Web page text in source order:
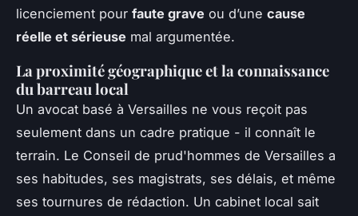
licenciement pour faute grave ou d’une cause
réelle et sérieuse mal argumentée.
La proximité géographique et la connaissance
du barreau local
Un avocat basé à Versailles ne vous reçoit pas
seulement dans un cadre pratique - il connaît le
terrain. Le Conseil de prud'hommes de Versailles a
ses habitudes, ses magistrats, ses délais, et même
ses tournures de rédaction. Un cabinet local sait